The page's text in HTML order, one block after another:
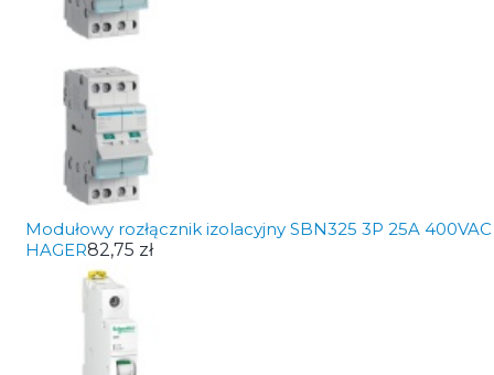
Modułowy rozłącznik izolacyjny SBN325 3P 25A 400VAC
HAGER82,75 zł